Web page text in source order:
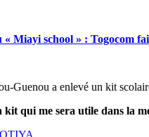
« Miayi school » : Togocom
Guenou a enlevé un kit
kit qui me sera utile dans la